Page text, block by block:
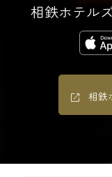
相鉄ホテル
相鉄